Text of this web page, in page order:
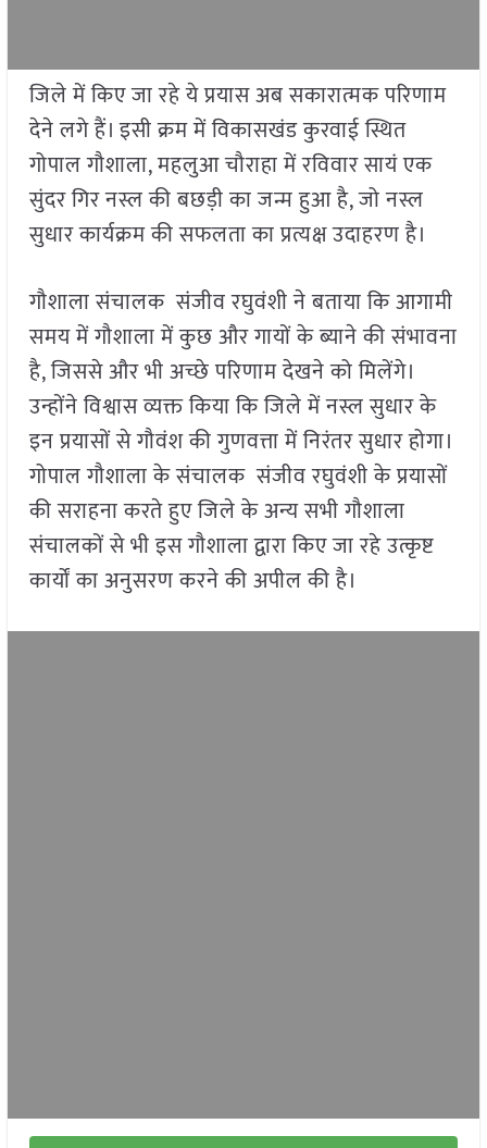
जिले में किए जा रहे ये प्रयास अब सकारात्मक परिणाम
देने लगे हैं। इसी क्रम में विकासखंड कुरवाई स्थित
गोपाल गौशाला, महलुआ चौराहा में रविवार सायं एक
सुंदर गिर नस्ल की बछड़ी का जन्म हुआ है, जो नस्ल
सुधार कार्यक्रम की सफलता का प्रत्यक्ष उदाहरण है।
गौशाला संचालक संजीव रघुवंशी ने बताया कि आगामी
समय में गौशाला में कुछ और गायों के ब्याने की संभावना
है, जिससे और भी अच्छे परिणाम देखने को मिलेंगे।
उन्होंने विश्वास व्यक्त किया कि जिले में नस्ल सुधार के
इन प्रयासों से गौवंश की गुणवत्ता में निरंतर सुधार होगा।
गोपाल गौशाला के संचालक संजीव रघुवंशी के प्रयासों
की सराहना करते हुए जिले के अन्य सभी गौशाला
संचालकों से भी इस गौशाला द्वारा किए जा रहे उत्कृष्ट
कार्यों का अनुसरण करने की अपील की है।